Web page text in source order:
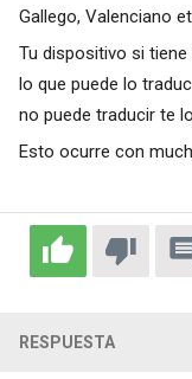
Gallego, Valenciano
Tu dispositivo si
lo que puede lo
no puede traducir te
Esto ocurre con
RESPUESTA